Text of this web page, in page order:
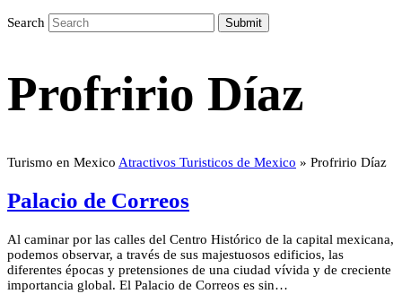
Search Submit
Profririo Díaz
Turismo en Mexico Atractivos Turisticos de Mexico » Profririo Díaz
Palacio de Correos
Al caminar por las calles del Centro Histórico de la capital mexicana,
podemos observar, a través de sus majestuosos edificios, las
diferentes épocas y pretensiones de una ciudad vívida y de creciente
importancia global. El Palacio de Correos es sin…